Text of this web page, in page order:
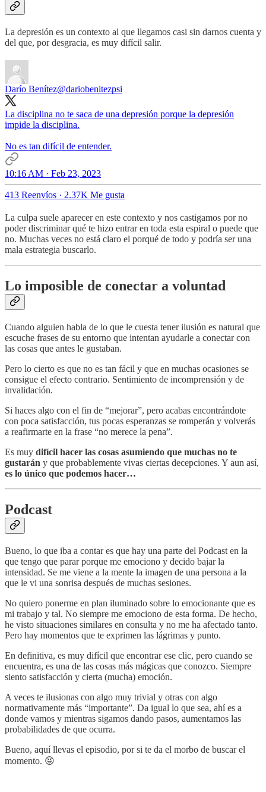
La depresión es un contexto al que llegamos casi sin darnos cuenta y
del que, por desgracia, es muy difícil salir.
Darío Benítez@dariobenitezpsi
La disciplina no te saca de una depresión porque la depresión
impide la disciplina.
No es tan difícil de entender.
10:16 AM · Feb 23, 2023
413 Reenvíos · 2.37K Me gusta
La culpa suele aparecer en este contexto y nos castigamos por no
poder discriminar qué te hizo entrar en toda esta espiral o puede que
no. Muchas veces no está claro el porqué de todo y podría ser una
mala estrategia buscarlo.
Lo imposible de conectar a voluntad
Cuando alguien habla de lo que le cuesta tener ilusión es natural que
escuche frases de su entorno que intentan ayudarle a conectar con
las cosas que antes le gustaban.
Pero lo cierto es que no es tan fácil y que en muchas ocasiones se
consigue el efecto contrario. Sentimiento de incomprensión y de
invalidación.
Si haces algo con el fin de “mejorar”, pero acabas encontrándote
con poca satisfacción, tus pocas esperanzas se romperán y volverás
a reafirmarte en la frase “no merece la pena”.
Es muy difícil hacer las cosas asumiendo que muchas no te
gustarán y que probablemente vivas ciertas decepciones. Y aun así,
es lo único que podemos hacer…
Podcast
Bueno, lo que iba a contar es que hay una parte del Podcast en la
que tengo que parar porque me emociono y decido bajar la
intensidad. Se me viene a la mente la imagen de una persona a la
que le vi una sonrisa después de muchas sesiones.
No quiero ponerme en plan iluminado sobre lo emocionante que es
mi trabajo y tal. No siempre me emociono de esta forma. De hecho,
he visto situaciones similares en consulta y no me ha afectado tanto.
Pero hay momentos que te exprimen las lágrimas y punto.
En definitiva, es muy difícil que encontrar ese clic, pero cuando se
encuentra, es una de las cosas más mágicas que conozco. Siempre
siento satisfacción y cierta (mucha) emoción.
A veces te ilusionas con algo muy trivial y otras con algo
normativamente más “importante”. Da igual lo que sea, ahí es a
donde vamos y mientras sigamos dando pasos, aumentamos las
probabilidades de que ocurra.
Bueno, aquí llevas el episodio, por si te da el morbo de buscar el
momento. 😝